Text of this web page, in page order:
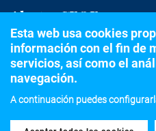
Alertas CEOE
Suscríbete a la newsletter
©2020 Confederación Española de
Esta web usa cookies
información con el fin de
servicios, así como el
navegación.
A continuación puedes